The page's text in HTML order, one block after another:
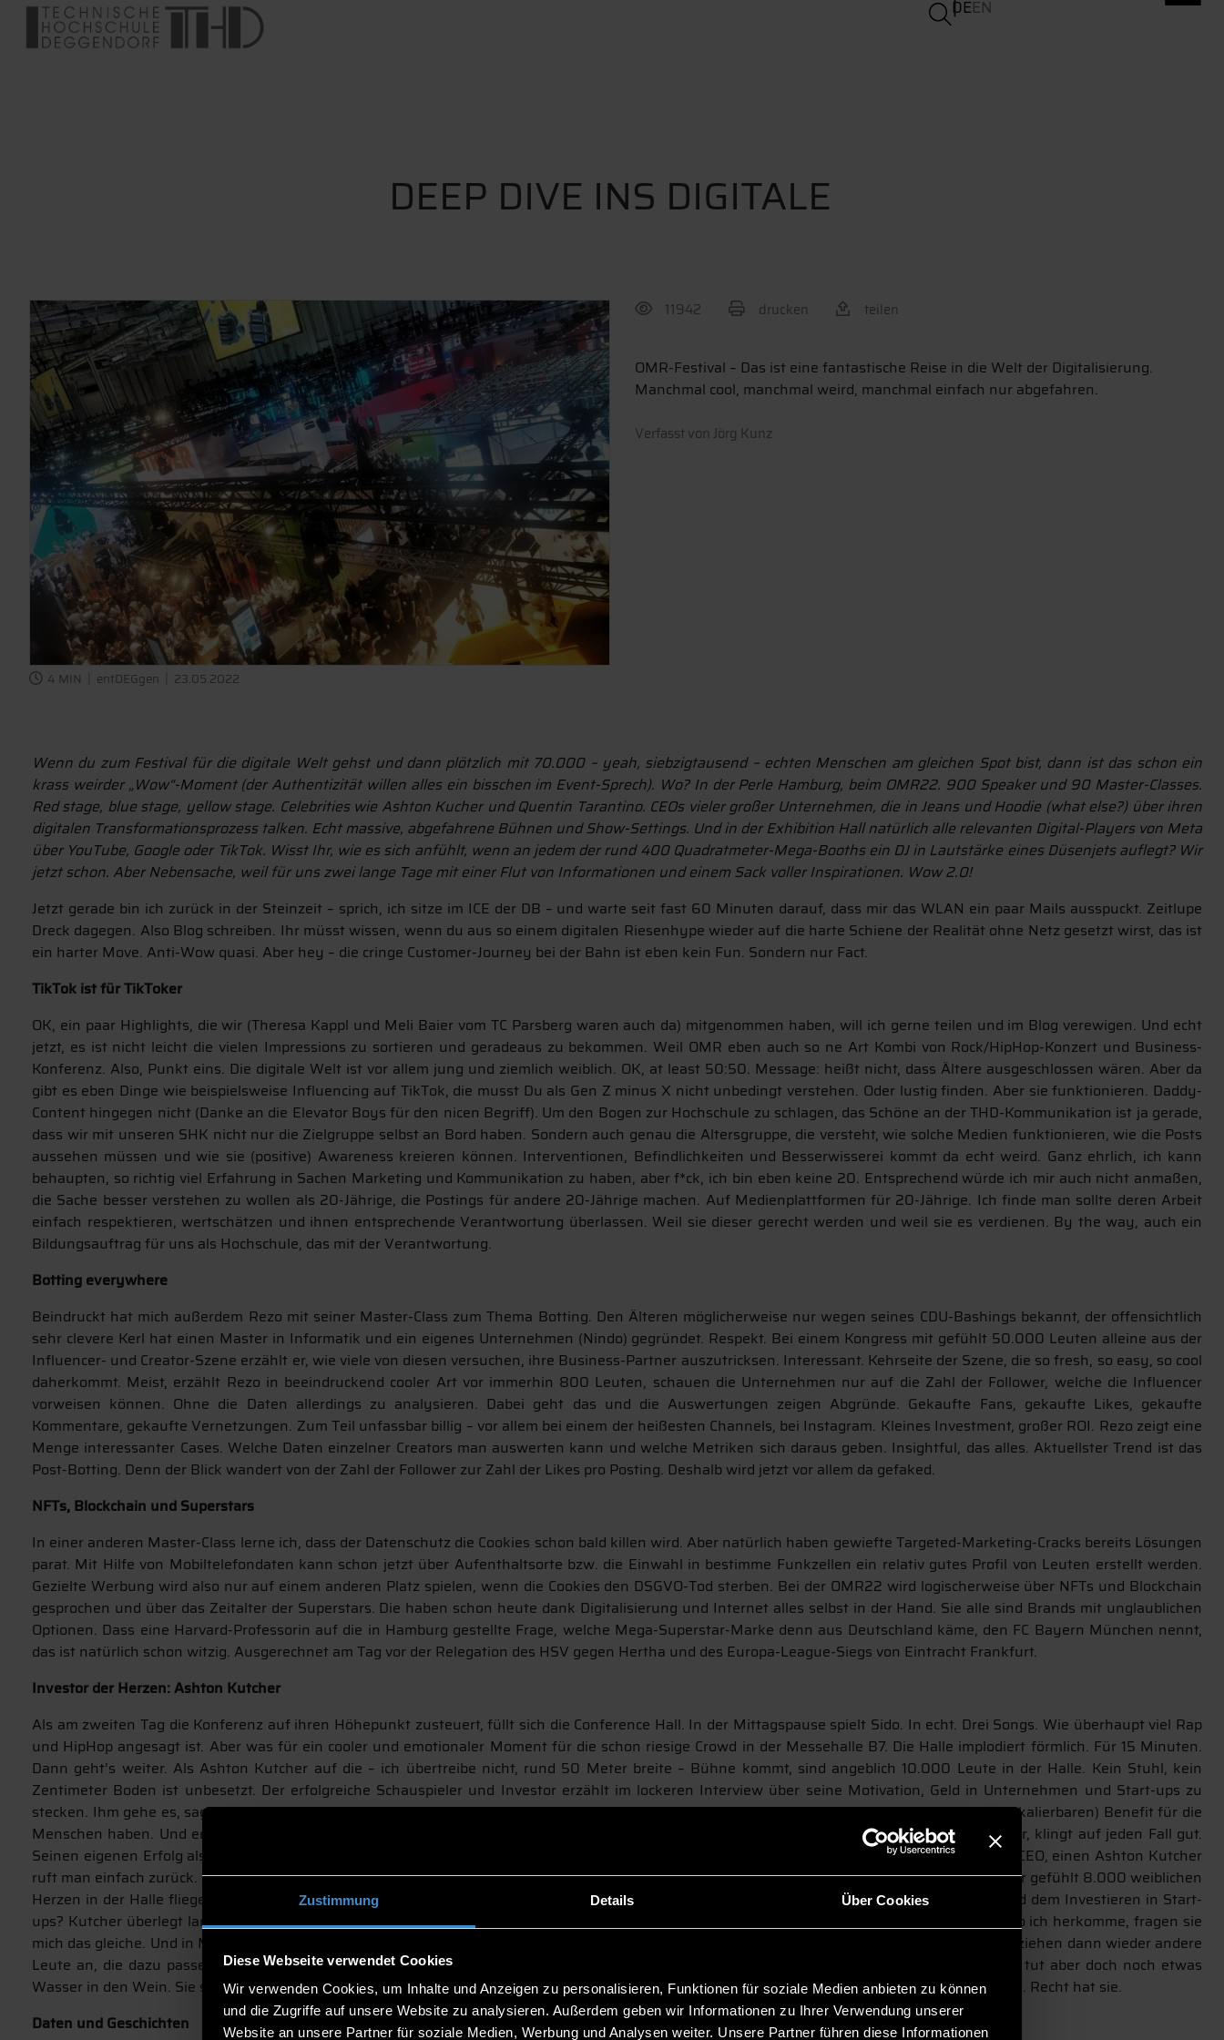
Zustimmung Details Über Cookies
Diese Webseite verwendet Cookies
Wir verwenden Cookies, um Inhalte und Anzeigen zu personalisieren, Funktionen für soziale Medien anbieten zu können
und die Zugriffe auf unsere Website zu analysieren. Außerdem geben wir Informationen zu Ihrer Verwendung unserer
Website an unsere Partner für soziale Medien, Werbung und Analysen weiter. Unsere Partner führen diese Informationen
DEEN
DEEP DIVE INS DIGITALE
4 MIN entDEGgen 23.05.2022
11942 drucken teilen
OMR-Festival – Das ist eine fantastische Reise in die Welt der Digitalisierung.
Manchmal cool, manchmal weird, manchmal einfach nur abgefahren.
Verfasst von Jörg Kunz
Wenn du zum Festival für die digitale Welt gehst und dann plötzlich mit 70.000 – yeah, siebzigtausend – echten Menschen am gleichen Spot bist, dann ist das schon ein
krass weirder „Wow“-Moment (der Authentizität willen alles ein bisschen im Event-Sprech). Wo? In der Perle Hamburg, beim OMR22. 900 Speaker und 90 Master-Classes.
Red stage, blue stage, yellow stage. Celebrities wie Ashton Kucher und Quentin Tarantino. CEOs vieler großer Unternehmen, die in Jeans und Hoodie (what else?) über ihren
digitalen Transformationsprozess talken. Echt massive, abgefahrene Bühnen und Show-Settings. Und in der Exhibition Hall natürlich alle relevanten Digital-Players von Meta
über YouTube, Google oder TikTok. Wisst Ihr, wie es sich anfühlt, wenn an jedem der rund 400 Quadratmeter-Mega-Booths ein DJ in Lautstärke eines Düsenjets auflegt? Wir
jetzt schon. Aber Nebensache, weil für uns zwei lange Tage mit einer Flut von Informationen und einem Sack voller Inspirationen. Wow 2.0!
Jetzt gerade bin ich zurück in der Steinzeit – sprich, ich sitze im ICE der DB – und warte seit fast 60 Minuten darauf, dass mir das WLAN ein paar Mails ausspuckt. Zeitlupe
Dreck dagegen. Also Blog schreiben. Ihr müsst wissen, wenn du aus so einem digitalen Riesenhype wieder auf die harte Schiene der Realität ohne Netz gesetzt wirst, das ist
ein harter Move. Anti-Wow quasi. Aber hey – die cringe Customer-Journey bei der Bahn ist eben kein Fun. Sondern nur Fact.
TikTok ist für TikToker
OK, ein paar Highlights, die wir (Theresa Kappl und Meli Baier vom TC Parsberg waren auch da) mitgenommen haben, will ich gerne teilen und im Blog verewigen. Und echt
jetzt, es ist nicht leicht die vielen Impressions zu sortieren und geradeaus zu bekommen. Weil OMR eben auch so ne Art Kombi von Rock/HipHop-Konzert und Business-
Konferenz. Also, Punkt eins. Die digitale Welt ist vor allem jung und ziemlich weiblich. OK, at least 50:50. Message: heißt nicht, dass Ältere ausgeschlossen wären. Aber da
gibt es eben Dinge wie beispielsweise Influencing auf TikTok, die musst Du als Gen Z minus X nicht unbedingt verstehen. Oder lustig finden. Aber sie funktionieren. Daddy-
Content hingegen nicht (Danke an die Elevator Boys für den nicen Begriff). Um den Bogen zur Hochschule zu schlagen, das Schöne an der THD-Kommunikation ist ja gerade,
dass wir mit unseren SHK nicht nur die Zielgruppe selbst an Bord haben. Sondern auch genau die Altersgruppe, die versteht, wie solche Medien funktionieren, wie die Posts
aussehen müssen und wie sie (positive) Awareness kreieren können. Interventionen, Befindlichkeiten und Besserwisserei kommt da echt weird. Ganz ehrlich, ich kann
behaupten, so richtig viel Erfahrung in Sachen Marketing und Kommunikation zu haben, aber f*ck, ich bin eben keine 20. Entsprechend würde ich mir auch nicht anmaßen,
die Sache besser verstehen zu wollen als 20-Jährige, die Postings für andere 20-Jährige machen. Auf Medienplattformen für 20-Jährige. Ich finde man sollte deren Arbeit
einfach respektieren, wertschätzen und ihnen entsprechende Verantwortung überlassen. Weil sie dieser gerecht werden und weil sie es verdienen. By the way, auch ein
Bildungsauftrag für uns als Hochschule, das mit der Verantwortung.
Botting everywhere
Beindruckt hat mich außerdem Rezo mit seiner Master-Class zum Thema Botting. Den Älteren möglicherweise nur wegen seines CDU-Bashings bekannt, der offensichtlich
sehr clevere Kerl hat einen Master in Informatik und ein eigenes Unternehmen (Nindo) gegründet. Respekt. Bei einem Kongress mit gefühlt 50.000 Leuten alleine aus der
Influencer- und Creator-Szene erzählt er, wie viele von diesen versuchen, ihre Business-Partner auszutricksen. Interessant. Kehrseite der Szene, die so fresh, so easy, so cool
daherkommt. Meist, erzählt Rezo in beeindruckend cooler Art vor immerhin 800 Leuten, schauen die Unternehmen nur auf die Zahl der Follower, welche die Influencer
vorweisen können. Ohne die Daten allerdings zu analysieren. Dabei geht das und die Auswertungen zeigen Abgründe. Gekaufte Fans, gekaufte Likes, gekaufte
Kommentare, gekaufte Vernetzungen. Zum Teil unfassbar billig – vor allem bei einem der heißesten Channels, bei Instagram. Kleines Investment, großer ROI. Rezo zeigt eine
Menge interessanter Cases. Welche Daten einzelner Creators man auswerten kann und welche Metriken sich daraus geben. Insightful, das alles. Aktuellster Trend ist das
Post-Botting. Denn der Blick wandert von der Zahl der Follower zur Zahl der Likes pro Posting. Deshalb wird jetzt vor allem da gefaked.
NFTs, Blockchain und Superstars
In einer anderen Master-Class lerne ich, dass der Datenschutz die Cookies schon bald killen wird. Aber natürlich haben gewiefte Targeted-Marketing-Cracks bereits Lösungen
parat. Mit Hilfe von Mobiltelefondaten kann schon jetzt über Aufenthaltsorte bzw. die Einwahl in bestimme Funkzellen ein relativ gutes Profil von Leuten erstellt werden.
Gezielte Werbung wird also nur auf einem anderen Platz spielen, wenn die Cookies den DSGVO-Tod sterben. Bei der OMR22 wird logischerweise über NFTs und Blockchain
gesprochen und über das Zeitalter der Superstars. Die haben schon heute dank Digitalisierung und Internet alles selbst in der Hand. Sie alle sind Brands mit unglaublichen
Optionen. Dass eine Harvard-Professorin auf die in Hamburg gestellte Frage, welche Mega-Superstar-Marke denn aus Deutschland käme, den FC Bayern München nennt,
das ist natürlich schon witzig. Ausgerechnet am Tag vor der Relegation des HSV gegen Hertha und des Europa-League-Siegs von Eintracht Frankfurt.
Investor der Herzen: Ashton Kutcher
Als am zweiten Tag die Konferenz auf ihren Höhepunkt zusteuert, füllt sich die Conference Hall. In der Mittagspause spielt Sido. In echt. Drei Songs. Wie überhaupt viel Rap
und HipHop angesagt ist. Aber was für ein cooler und emotionaler Moment für die schon riesige Crowd in der Messehalle B7. Die Halle implodiert förmlich. Für 15 Minuten.
Dann geht’s weiter. Als Ashton Kutcher auf die – ich übertreibe nicht, rund 50 Meter breite – Bühne kommt, sind angeblich 10.000 Leute in der Halle. Kein Stuhl, kein
Zentimeter Boden ist unbesetzt. Der erfolgreiche Schauspieler und Investor erzählt im lockeren Interview über seine Motivation, Geld in Unternehmen und Start-ups zu
stecken. Ihm gehe es, sagt er, nicht um Businesses die alleine auf Profit ausgelegt sind. Er schaue auf Geschäftsmodelle, die einen echten (und skalierbaren) Benefit für die
Menschen haben. Und er schaue auf die Menschen hinter der Idee. Seine Investitionsempfehlung lautet grundsätzlich: „NGOs“. Wie auch immer, klingt auf jeden Fall gut.
Seinen eigenen Erfolg als Investor erklärt er charmant und witzig zugleich: „Ich werde zurückgerufen!“ Egal, welches Unternehmen und welcher CEO, einen Ashton Kutcher
ruft man einfach zurück. Immer. Nach seinem besten Invest ever gefragt, sagt Kutcher dann: „Die Heirat mit meiner Frau Mila.“ Auch die letzten der gefühlt 8.000 weiblichen
Herzen in der Halle fliegen ihm jetzt zu. Unter tosendem Applaus. Und warum sind wir in Deutschland so wenig erfolgreich mit dem Gründen und dem Investieren in Start-
ups? Kutcher überlegt lange, ein kurzes Lachen. OK, er packt das Thema anders an. „Diese Frage kenne ich von überall auf der Welt. In Idaho, wo ich herkomme, fragen sie
mich das gleiche. Und in Michigan ebenfalls. Und auch in Ohio. Es braucht immer ein paar Leute, die einfach anfangen, eine Idee umzusetzen. Die ziehen dann wieder andere
Leute an, die dazu passen oder das ganze ergänzen. Und so kommt eben eines zum anderen.“ Nice. Die ebenfalls amerikanische Moderatorin tut aber doch noch etwas
Wasser in den Wein. Sie spricht die Risk-Aversion an. Die sei eben hier in Deutschland und Europa besonders ausgeprägt, weit mehr als in den USA. Recht hat sie.
Daten und Geschichten